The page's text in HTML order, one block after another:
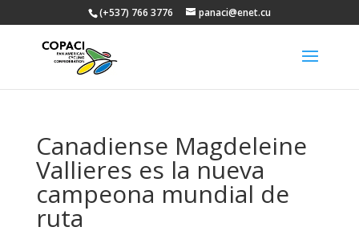
(+537) 766 3776 panaci@enet.cu
Canadiense Magdeleine
Vallieres es la nueva
campeona mundial de
ruta